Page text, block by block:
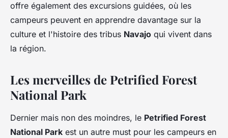
offre également des excursions guidées, où les
campeurs peuvent en apprendre davantage sur la
culture et l'histoire des tribus Navajo qui vivent dans
la région.
Les merveilles de Petrified Forest
National Park
Dernier mais non des moindres, le Petrified Forest
National Park est un autre must pour les campeurs en